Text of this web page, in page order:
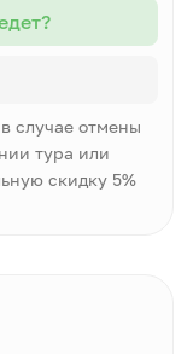
случае отмены
тура или
скидку 5%